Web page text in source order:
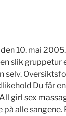
10. mai
slik
selv.
Du får
All girl sex
alle